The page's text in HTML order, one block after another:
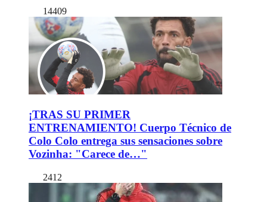
14409
¡TRAS SU PRIMER
ENTRENAMIENTO! Cuerpo Técnico de
Colo Colo entrega sus sensaciones sobre
Vozinha: "Carece de…"
2412